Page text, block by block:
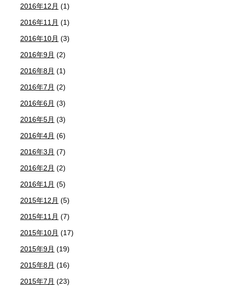
2016年12月 (1)
2016年11月 (1)
2016年10月 (3)
2016年9月 (2)
2016年8月 (1)
2016年7月 (2)
2016年6月 (3)
2016年5月 (3)
2016年4月 (6)
2016年3月 (7)
2016年2月 (2)
2016年1月 (5)
2015年12月 (5)
2015年11月 (7)
2015年10月 (17)
2015年9月 (19)
2015年8月 (16)
2015年7月 (23)